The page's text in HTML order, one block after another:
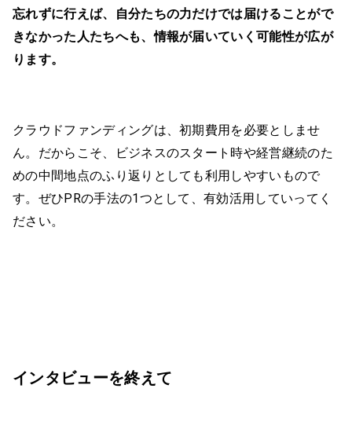
忘れずに行えば、自分たちの力だけでは届けることがで
きなかった人たちへも、情報が届いていく可能性が広が
ります。
クラウドファンディングは、初期費用を必要としませ
ん。だからこそ、ビジネスのスタート時や経営継続のた
めの中間地点のふり返りとしても利用しやすいもので
す。ぜひPRの手法の1つとして、有効活用していってく
ださい。
インタビューを終えて